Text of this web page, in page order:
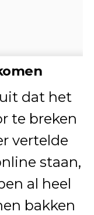
dat het
te breken
vertelde
staan,
al heel
bakken